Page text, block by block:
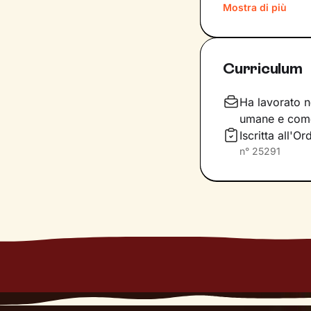
costruzione di
potrebbero
Infine
ciò che senti e
prefiggi.
Mostra di più
Curriculum
Ha lavorato
umane e
Iscritta
n° 25291